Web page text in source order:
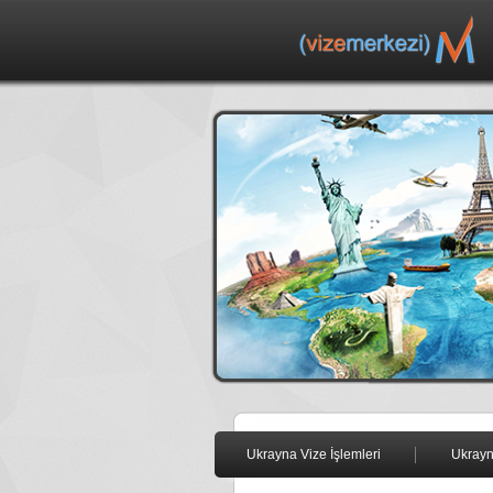
Ukrayna Vize İşlemleri